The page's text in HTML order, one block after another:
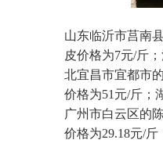
山东临沂市莒南
皮价格为7元/斤
北宜昌市宜都市
价格为51元/斤；
广州市白云区的
价格为29.18元/